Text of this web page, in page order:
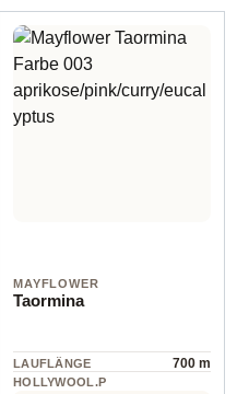
MAYFLOWER
Taormina
LAUFLÄNGE 700 m
HOLLYWOOL.P